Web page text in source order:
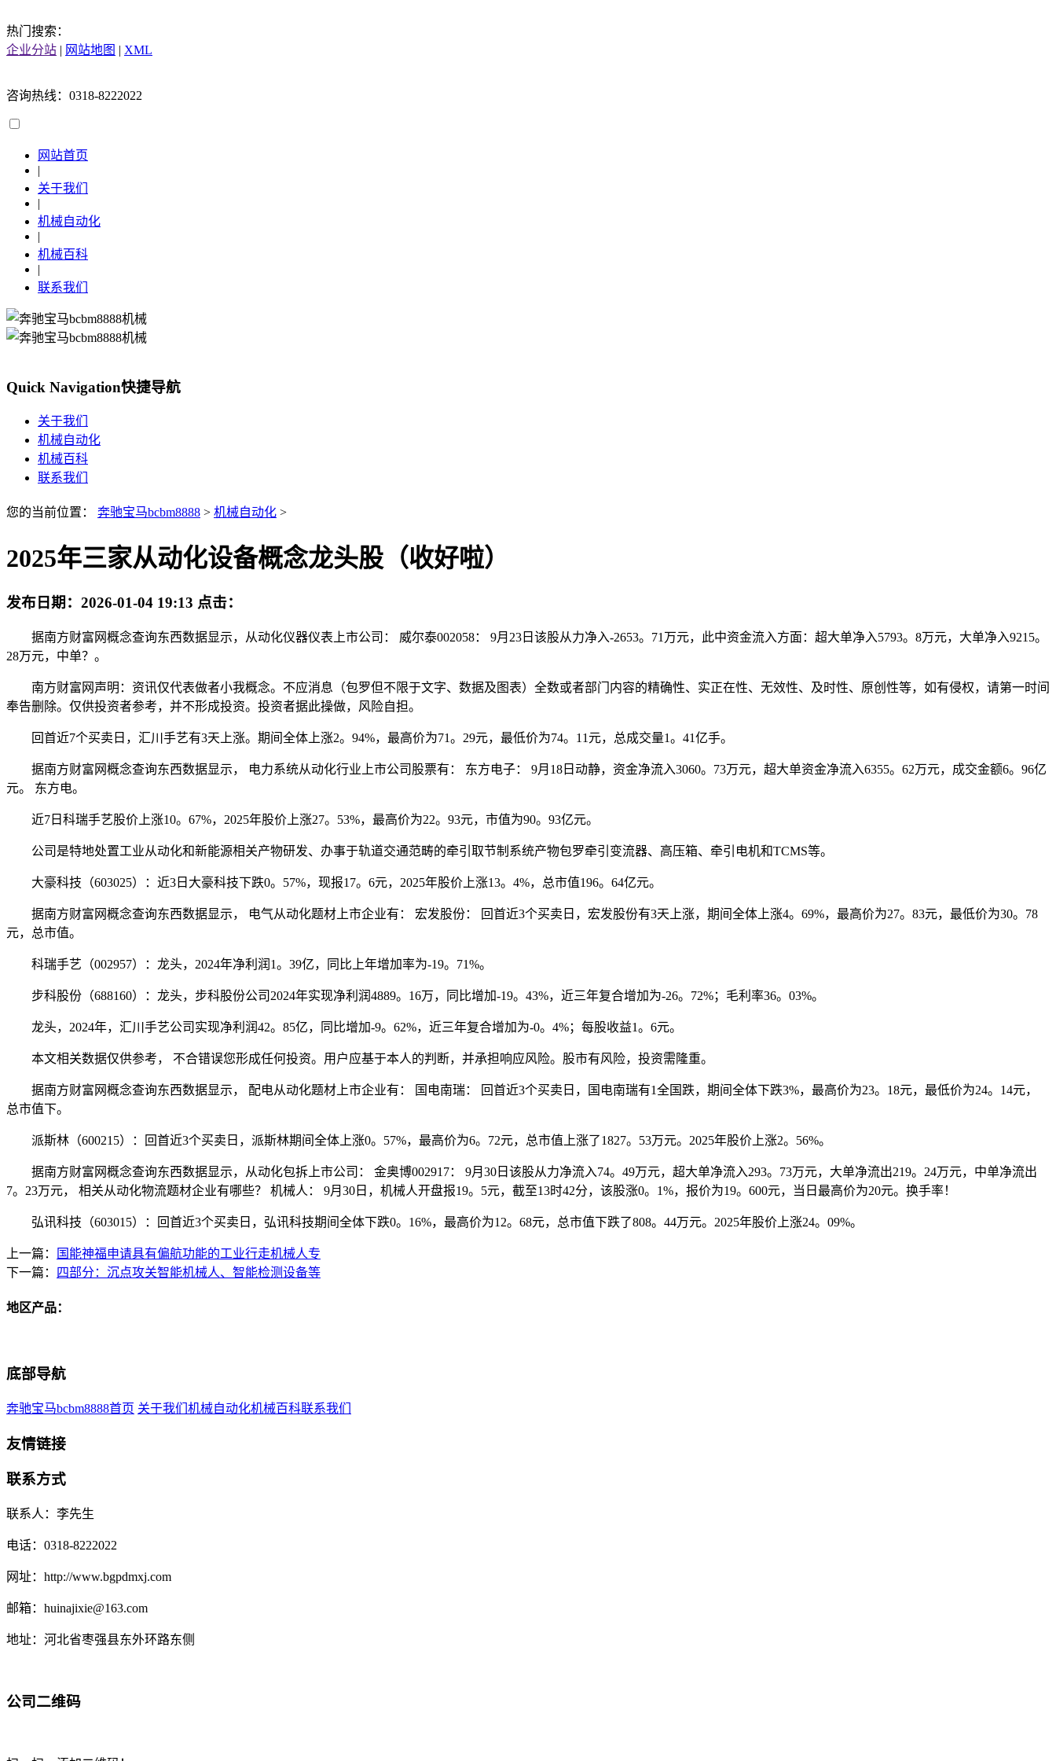
热门搜索：
企业分站 | 网站地图 | XML
咨询热线：0318-8222022
网站首页
|
关于我们
|
机械自动化
|
机械百科
|
联系我们
Quick Navigation快捷导航
关于我们
机械自动化
机械百科
联系我们
您的当前位置： 奔驰宝马bcbm8888 > 机械自动化 >
2025年三家从动化设备概念龙头股（收好啦）
发布日期： 2026-01-04 19:13 点击：
据南方财富网概念查询东西数据显示，从动化仪器仪表上市公司： 威尔泰002058： 9月23日该股从力净入-2653。71万元，此中资金流入方面：超大单净入5793。8万元，大单净入9215。
28万元，中单？。
南方财富网声明：资讯仅代表做者小我概念。不应消息（包罗但不限于文字、数据及图表）全数或者部门内容的精确性、实正在性、无效性、及时性、原创性等，如有侵权，请第一时间
奉告删除。仅供投资者参考，并不形成投资。投资者据此操做，风险自担。
回首近7个买卖日，汇川手艺有3天上涨。期间全体上涨2。94%，最高价为71。29元，最低价为74。11元，总成交量1。41亿手。
据南方财富网概念查询东西数据显示， 电力系统从动化行业上市公司股票有： 东方电子： 9月18日动静，资金净流入3060。73万元，超大单资金净流入6355。62万元，成交金额6。96亿
元。 东方电。
近7日科瑞手艺股价上涨10。67%，2025年股价上涨27。53%，最高价为22。93元，市值为90。93亿元。
公司是特地处置工业从动化和新能源相关产物研发、办事于轨道交通范畴的牵引取节制系统产物包罗牵引变流器、高压箱、牵引电机和TCMS等。
大豪科技（603025）：近3日大豪科技下跌0。57%，现报17。6元，2025年股价上涨13。4%，总市值196。64亿元。
据南方财富网概念查询东西数据显示， 电气从动化题材上市企业有： 宏发股份： 回首近3个买卖日，宏发股份有3天上涨，期间全体上涨4。69%，最高价为27。83元，最低价为30。78
元，总市值。
科瑞手艺（002957）：龙头，2024年净利润1。39亿，同比上年增加率为-19。71%。
步科股份（688160）：龙头，步科股份公司2024年实现净利润4889。16万，同比增加-19。43%，近三年复合增加为-26。72%；毛利率36。03%。
龙头，2024年，汇川手艺公司实现净利润42。85亿，同比增加-9。62%，近三年复合增加为-0。4%；每股收益1。6元。
本文相关数据仅供参考， 不合错误您形成任何投资。用户应基于本人的判断，并承担响应风险。股市有风险，投资需隆重。
据南方财富网概念查询东西数据显示， 配电从动化题材上市企业有： 国电南瑞： 回首近3个买卖日，国电南瑞有1全国跌，期间全体下跌3%，最高价为23。18元，最低价为24。14元，
总市值下。
派斯林（600215）：回首近3个买卖日，派斯林期间全体上涨0。57%，最高价为6。72元，总市值上涨了1827。53万元。2025年股价上涨2。56%。
据南方财富网概念查询东西数据显示，从动化包拆上市公司： 金奥博002917： 9月30日该股从力净流入74。49万元，超大单净流入293。73万元，大单净流出219。24万元，中单净流出
7。23万元， 相关从动化物流题材企业有哪些？ 机械人： 9月30日，机械人开盘报19。5元，截至13时42分，该股涨0。1%，报价为19。600元，当日最高价为20元。换手率！
弘讯科技（603015）：回首近3个买卖日，弘讯科技期间全体下跌0。16%，最高价为12。68元，总市值下跌了808。44万元。2025年股价上涨24。09%。
上一篇：
国能神福申请具有偏航功能的工业行走机械人专
下一篇：
四部分：沉点攻关智能机械人、智能检测设备等
地区产品：
底部导航
奔驰宝马bcbm8888首页 关于我们 机械自动化机械百科联系我们
友情链接
联系方式
联系人：李先生
电话：0318-8222022
网址：http://www.bgpdmxj.com
邮箱：huinajixie@163.com
地址：河北省枣强县东外环路东侧
公司二维码